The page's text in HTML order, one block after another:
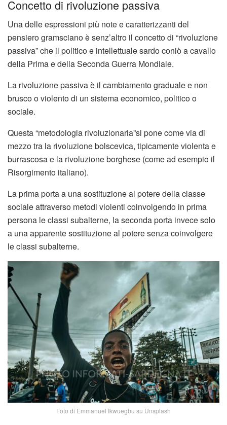
Concetto di rivoluzione passiva
Una delle espressioni più note e caratterizzanti del
pensiero gramsciano è senz’altro il concetto di “rivoluzione
passiva” che il politico e intellettuale sardo coniò a cavallo
della Prima e della Seconda Guerra Mondiale.
La rivoluzione passiva è il cambiamento graduale e non
brusco o violento di un sistema economico, politico o
sociale.
Questa “metodologia rivoluzionaria”si pone come via di
mezzo tra la rivoluzione bolscevica, tipicamente violenta e
burrascosa e la rivoluzione borghese (come ad esempio il
Risorgimento italiano).
La prima porta a una sostituzione al potere della classe
sociale attraverso metodi violenti coinvolgendo in prima
persona le classi subalterne, la seconda porta invece solo
a una apparente sostituzione al potere senza coinvolgere
le classi subalterne.
Foto di Emmanuel Ikwuegbu su Unsplash